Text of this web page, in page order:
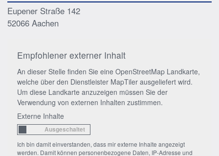
Eupener Straße 142
52066 Aachen
Empfohlener externer Inhalt
An dieser Stelle finden Sie eine OpenStreetMap Landkarte,
welche über den Dienstleister MapTiler ausgeliefert wird.
Um diese Landkarte anzuzeigen müssen Sie der
Verwendung von externen Inhalten zustimmen.
Externe Inhalte
Ich bin damit einverstanden, dass mir externe Inhalte angezeigt
werden. Damit können personenbezogene Daten, IP-Adresse und